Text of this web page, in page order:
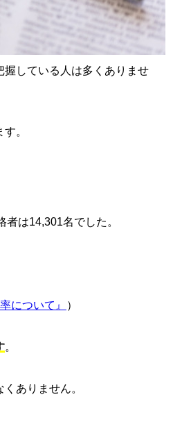
している人は多くありませ
。
は14,301名でした。
について』 ）
。
ありません。